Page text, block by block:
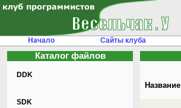
Начало Сайты клуба
Каталог файлов
DDK
SDK
Название